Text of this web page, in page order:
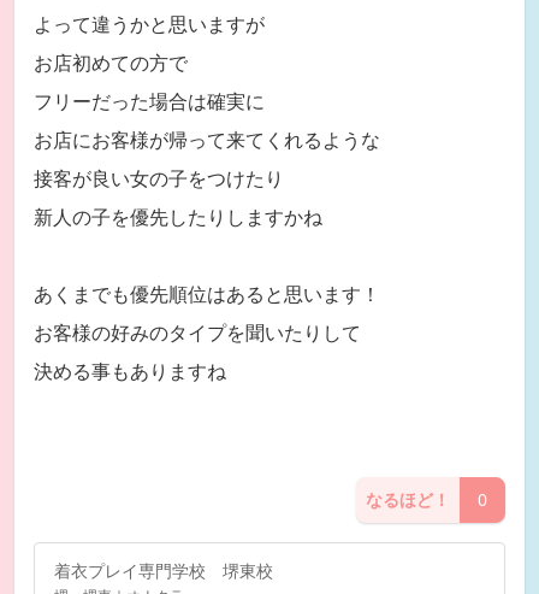
よって違うかと思いますが
お店初めての方で
フリーだった場合は確実に
お店にお客様が帰って来てくれるような
接客が良い女の子をつけたり
新人の子を優先したりしますかね
あくまでも優先順位はあると思います！
お客様の好みのタイプを聞いたりして
決める事もありますね
なるほど！ 0
着衣プレイ専門学校 堺東校